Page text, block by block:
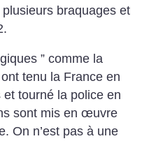
braquages et
” comme la
tenu la France en
tourné la police en
sont mis en œuvre
On n’est pas à une